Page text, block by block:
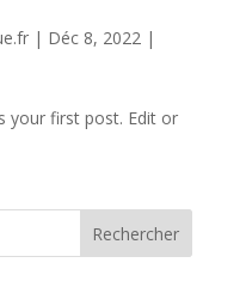
| Déc 8, 2022|
your first post. Edit or
Rechercher